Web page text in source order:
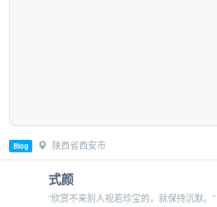
Blog 陕西省西安市
式颜
“欣赏不来别人视若珍宝的，就保持沉默。”